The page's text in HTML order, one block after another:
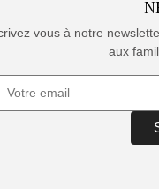
vous à notre
aux